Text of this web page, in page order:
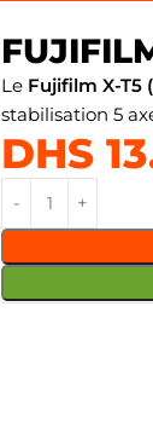
Le Fujifilm X-T5
stabilisation 5
DHS